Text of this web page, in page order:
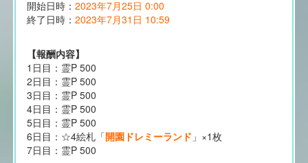
開始日時： 2023年7月25日 0:00
終了日時： 2023年7月31日 10:59
【報酬内容】
1日目：霊P 500
2日目：霊P 500
3日目：霊P 500
4日目：霊P 500
5日目：霊P 500
6日目：☆4絵札「開園ドレミーランド 」×1枚
7日目：霊P 500